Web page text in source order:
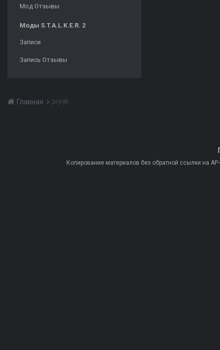
Мод Отзывы
Моды S.T.A.L.K.E.R. 2
Записи
Запись Отзывы
Главная prjnik
Копирование материалов без обратной ссылки на